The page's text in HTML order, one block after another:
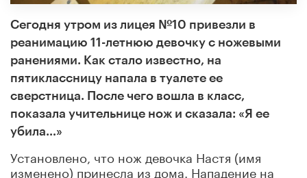
Сегодня утром из лицея №10 привезли в
реанимацию 11-летнюю девочку с ножевыми
ранениями. Как стало известно, на
пятиклассницу напала в туалете ее
сверстница. После чего вошла в класс,
показала учительнице нож и сказала: «Я ее
убила…»
Установлено, что нож девочка Настя (имя
изменено) принесла из дома. Нападение на